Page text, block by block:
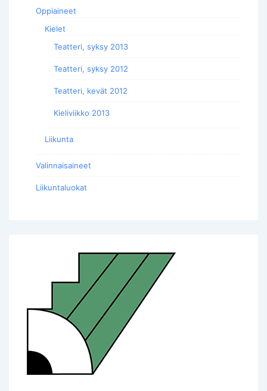
Oppiaineet
Kielet
Teatteri, syksy 2013
Teatteri, syksy 2012
Teatteri, kevät 2012
Kieliviikko 2013
Liikunta
Valinnaisaineet
Liikuntaluokat